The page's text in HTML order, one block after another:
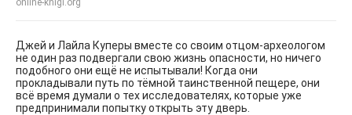
online-knigi.org
Джей и Лайла Куперы вместе со своим отцом-археологом
не один раз подвергали свою жизнь опасности, но ничего
подобного они ещё не испытывали! Когда они
прокладывали путь по тёмной таинственной пещере, они
всё время думали о тех исследователях, которые уже
предпринимали попытку открыть эту дверь.